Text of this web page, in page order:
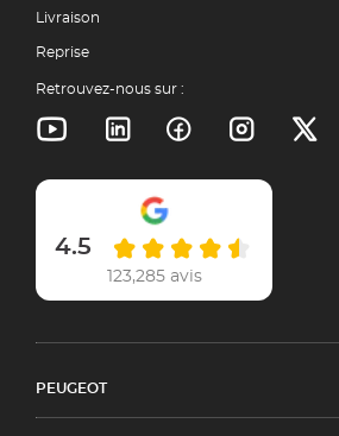
Livraison
Reprise
Retrouvez-nous sur :
4.5
123,285 avis
PEUGEOT